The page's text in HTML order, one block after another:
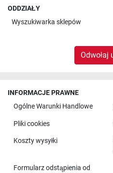
ODDZIAŁY
Wyszukiwarka sklepów
Odwołaj
INFORMACJE PRAWNE
Ogólne Warunki Handlowe
Pliki cookies
Koszty wysyłki
Formularz odstąpienia od